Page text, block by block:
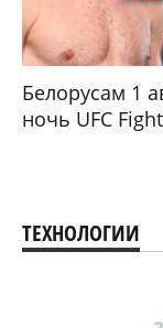
Белорусам 1
ночь UFC
ТЕХНОЛОГИИ